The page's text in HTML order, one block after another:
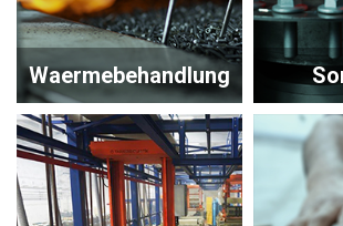
Waermebehandlung